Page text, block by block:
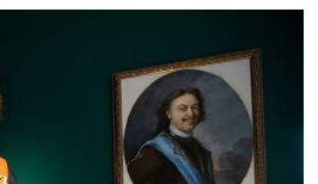
с интерактивной
школа». Вместе с военным
с семафорной
настоящие морские узлы.